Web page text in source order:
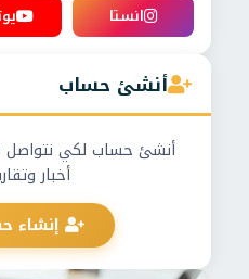
انستا
أنشئ حساب
أنشئ حساب لكي
أخبار
إنشاء